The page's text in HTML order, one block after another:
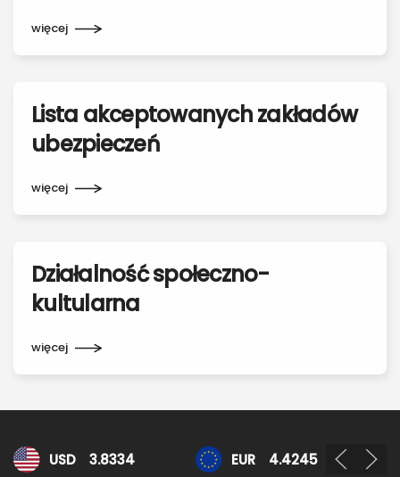
więcej
Lista akceptowanych zakładów
ubezpieczeń
więcej
Działalność społeczno-
kultularna
więcej
Kursy walut
USD 3.8334 EUR 4.4245